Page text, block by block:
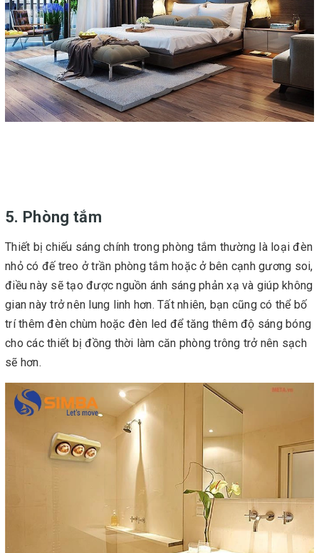
5. Phòng tắm
Thiết bị chiếu sáng chính trong phòng tắm thường là loại đèn
nhỏ có đế treo ở trần phòng tắm hoặc ở bên cạnh gương soi,
điều này sẽ tạo được nguồn ánh sáng phản xạ và giúp không
gian này trở nên lung linh hơn. Tất nhiên, bạn cũng có thể bố
trí thêm đèn chùm hoặc đèn led để tăng thêm độ sáng bóng
cho các thiết bị đồng thời làm căn phòng trông trở nên sạch
sẽ hơn.